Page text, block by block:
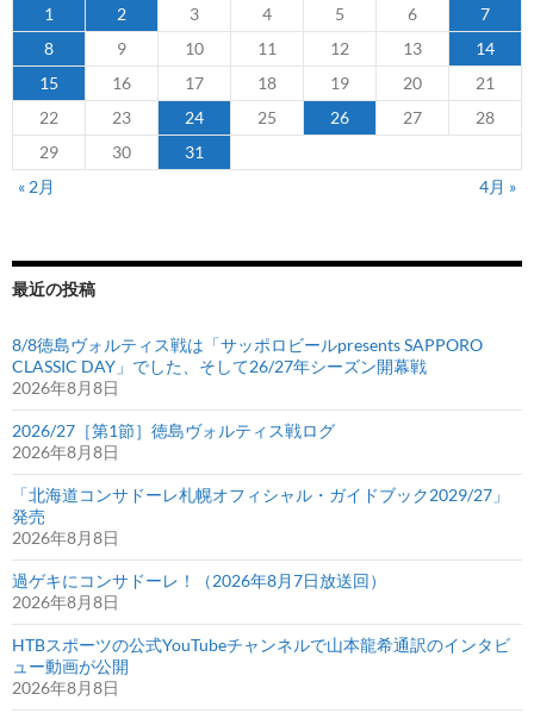
1
2 3 4 5 6
7
8
9 10 11 12 13
14
15
16 17 18 19 20
21
22
23 24 25 26 27
28
29
30
31
« 2月
4月 »
最近の投稿
8/8徳島ヴォルティス戦は「サッポロビールpresents SAPPORO
CLASSIC DAY」でした、そして26/27年シーズン開幕戦
2026年8月8日
2026/27［第1節］徳島ヴォルティス戦ログ
2026年8月8日
「北海道コンサドーレ札幌オフィシャル・ガイドブック2029/27」
発売
2026年8月8日
過ゲキにコンサドーレ！（2026年8月7日放送回）
2026年8月8日
HTBスポーツの公式YouTubeチャンネルで山本龍希通訳のインタビ
ュー動画が公開
2026年8月8日